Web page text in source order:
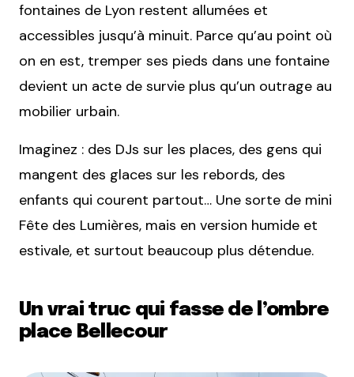
fontaines de Lyon restent allumées et
accessibles jusqu’à minuit. Parce qu’au point où
on en est, tremper ses pieds dans une fontaine
devient un acte de survie plus qu’un outrage au
mobilier urbain.
Imaginez : des DJs sur les places, des gens qui
mangent des glaces sur les rebords, des
enfants qui courent partout… Une sorte de mini
Fête des Lumières, mais en version humide et
estivale, et surtout beaucoup plus détendue.
Un vrai truc qui fasse de l’ombre
place Bellecour